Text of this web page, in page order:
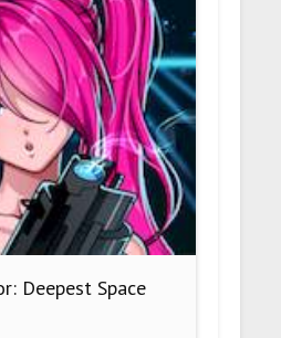
Deepest Space